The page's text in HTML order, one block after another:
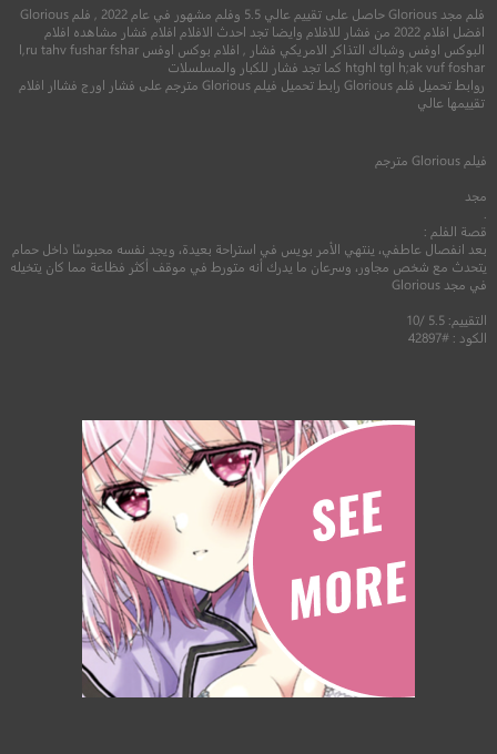
فلم مجد Glorious حاصل على تقييم عالي 5.5 وفلم مشهور في عام 2022 , فلم Glorious
افضل افلام 2022 من فشار للافلام وايضا تجد احدث الافلام افلام فشار مشاهده افلام
البوكس اوفس وشباك التذاكر الامريكي فشار , افلام بوكس اوفس l,ru tahv fushar fshar
htghl tgl h;ak vuf foshar كما تجد فشار للكبار والمسلسلات
روابط تحميل فلم Glorious رابط تحميل فيلم Glorious مترجم على فشار اورج فشاار افلام
تقييمها عالي
فيلم Gloriousمترجم
مجد
قصة الفلم :
بعد انفصال عاطفي، ينتهي الأمر بويس في استراحة بعيدة، ويجد نفسه محبوسًا داخل حمام
يتحدث مع شخص مجاور، وسرعان ما يدرك أنه متورط في موقف أكثر فظاعة مما كان يتخيله
في مجد Glorious
التقييم: 5.5 /10
الكود : #42897